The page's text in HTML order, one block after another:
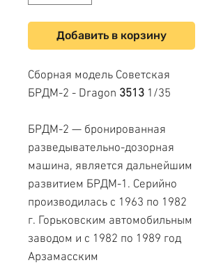
Добавить в корзину
Сборная модель Советская
БРДМ-2 - Dragon 3513 1/35
БРДМ-2 — бронированная
разведывательно-дозорная
машина, является дальнейшим
развитием БРДМ-1. Серийно
производилась с 1963 по 1982
г. Горьковским автомобильным
заводом и с 1982 по 1989 год
Арзамасским